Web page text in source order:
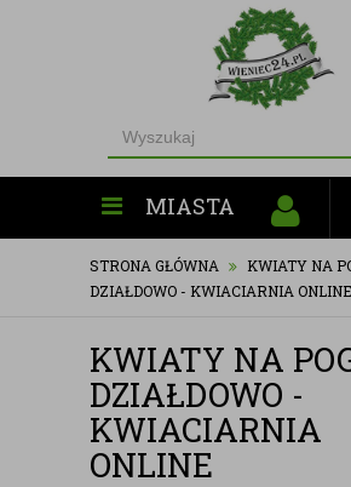
MIASTA
STRONA GŁÓWNA
KWIATY NA
DZIAŁDOWO - KWIACIARNIA ONLINE
KWIATY NA
DZIAŁDOWO -
KWIACIARNIA
ONLINE